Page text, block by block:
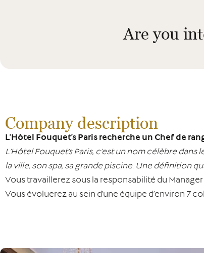
Are you
Company description
L’Hôtel Fouquet’s Paris recherche un Chef de
L’Hôtel Fouquet’s Paris, c’est un nom célèbre
la ville, son spa, sa grande piscine. Une définition
Vous travaillerez sous la responsabilité du
Vous évoluerez au sein d’une équipe d’environ 7